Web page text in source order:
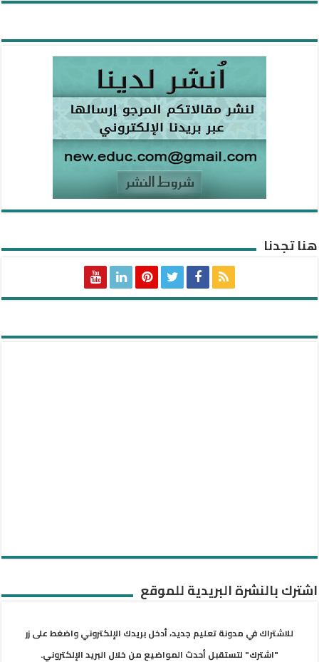
هنا تجدنا
اشترك بالنشرة البريدية للموقع
للاشتراك في مدونة تعليم جديد، أدخل بريدك الإلكتروني واضغط على زر
"اشترك" لتستقبل أحدث المواضيع من خلال البريد الإلكتروني.